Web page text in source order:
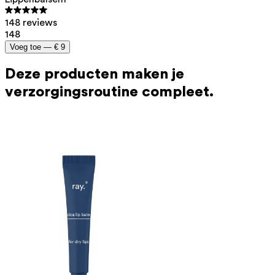
148 reviews
148
Voeg toe — € 9
Deze producten maken je
verzorgingsroutine compleet.